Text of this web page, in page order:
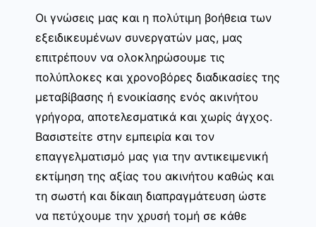
Οι γνώσεις μας και η πολύτιμη βοήθεια των
εξειδικευμένων συνεργατών μας, μας
επιτρέπουν να ολοκληρώσουμε τις
πολύπλοκες και χρονοβόρες διαδικασίες της
μεταβίβασης ή ενοικίασης ενός ακινήτου
γρήγορα, αποτελεσματικά και χωρίς άγχος.
Βασιστείτε στην εμπειρία και τον
επαγγελματισμό μας για την αντικειμενική
εκτίμηση της αξίας του ακινήτου καθώς και
τη σωστή και δίκαιη διαπραγμάτευση ώστε
να πετύχουμε την χρυσή τομή σε κάθε